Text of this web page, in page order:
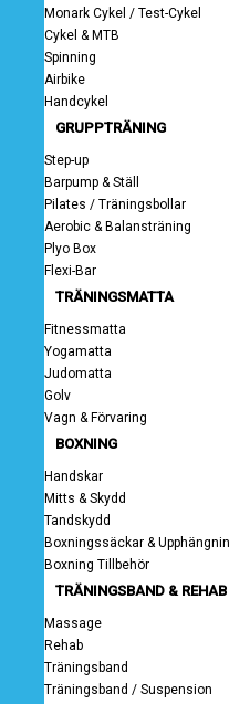
Monark Cykel / Test-Cykel
Cykel & MTB
Spinning
Airbike
Handcykel
GRUPPTRÄNING
Step-up
Barpump & Ställ
Pilates / Träningsbollar
Aerobic & Balansträning
Plyo Box
Flexi-Bar
TRÄNINGSMATTA
Fitnessmatta
Yogamatta
Judomatta
Golv
Vagn & Förvaring
BOXNING
Handskar
Mitts & Skydd
Tandskydd
Boxningssäckar &
Boxning Tillbehör
TRÄNINGSBAND & REHAB
Massage
Rehab
Träningsband
Träningsband / Suspension